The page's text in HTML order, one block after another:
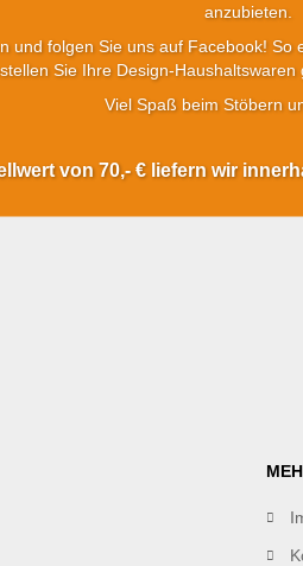
anzubieten.
und folgen Sie uns auf Facebook!
Sie Ihre Design-Haushaltswaren
Viel Spaß beim Stöbern
von 70,- € liefern wir